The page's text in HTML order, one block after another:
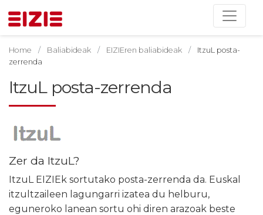
Home Baliabideak EIZIEren baliabideak
ItzuL posta-
zerrenda
ItzuL posta-zerrenda
Zer da ItzuL?
ItzuL EIZIEk sortutako posta-zerrenda da. Euskal
itzultzaileen lagungarri izatea du helburu,
eguneroko lanean sortu ohi diren arazoak beste